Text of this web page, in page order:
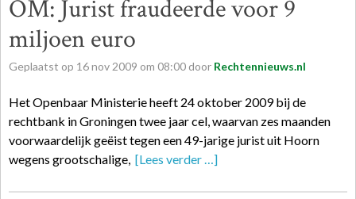
OM: Jurist fraudeerde voor 9
miljoen euro
Geplaatst op 16nov 2009 om 08:00 door Rechtennieuws.nl
Het Openbaar Ministerie heeft 24 oktober 2009 bij de
rechtbank in Groningen twee jaar cel, waarvan zes maanden
voorwaardelijk geëist tegen een 49-jarige jurist uit Hoorn
wegens grootschalige, [Lees verder …]